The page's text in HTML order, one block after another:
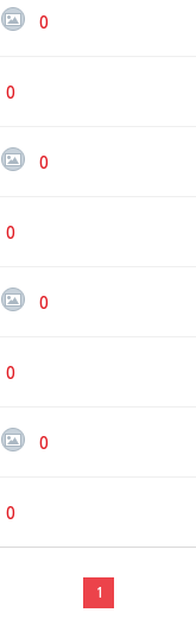
0
0
0
0
0
0
0
0
1